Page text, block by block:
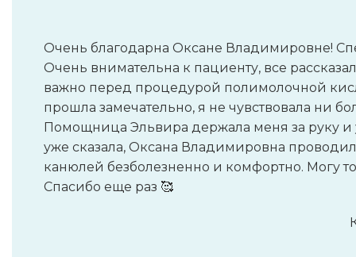
Очень благодарна Оксане Владимировне!
Очень внимательна к пациенту, все
важно перед процедурой полимолочной
прошла замечательно, я не чувствовала ни
Помощница Эльвира держала меня за руку и
уже сказала, Оксана Владимировна
канюлей безболезненно и комфортно. Могу
Спасибо еще раз 🥰